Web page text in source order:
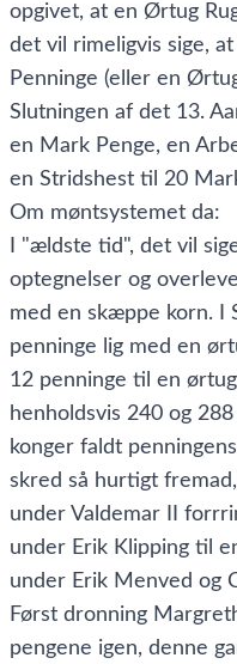
opgivet, at en Ørtug
det vil rimeligvis sige,
Penninge (eller en
Slutningen af det 13.
en Mark Penge, en
en Stridshest til 20
Om møntsystemet da:
I "ældste tid", det vil
optegnelser og
med en skæppe korn. I
penninge lig med en
12 penninge til en
henholdsvis 240 og
konger faldt
skred så hurtigt
under Valdemar II
under Erik Klipping til
under Erik Menved og
Først dronning
pengene igen, denne